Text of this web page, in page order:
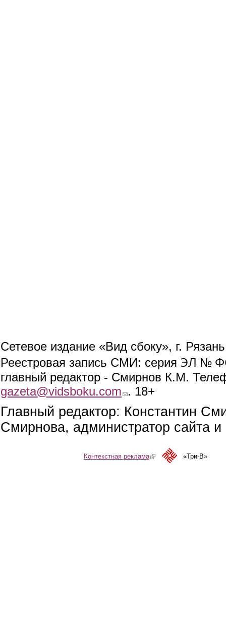
Сетевое издание «Вид сбоку», г.
Реестровая запись СМИ: серия ЭЛ №
главный редактор - Смирнов К.М.
gazeta@vidsboku.com (link sends e-mail)
. 18+
Главный редактор: Константин
Смирнова, администратор сайта
Контекстная реклама(link is external)«Три-В»